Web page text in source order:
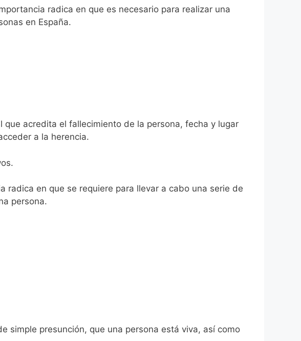
radica en que es necesario para realizar una
en España.
acredita el fallecimiento de la persona, fecha y lugar
a la herencia.
en que se requiere para llevar a cabo una serie de
persona.
simple presunción, que una persona está viva, así como